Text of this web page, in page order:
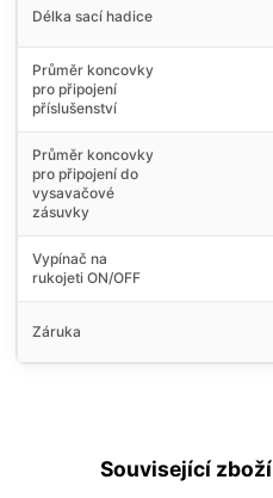
Délka sací hadice
Průměr koncovky
pro připojení
příslušenství
Průměr koncovky
pro připojení do
vysavačové
zásuvky
Vypínač na
rukojeti ON/OFF
Záruka
Související zboží